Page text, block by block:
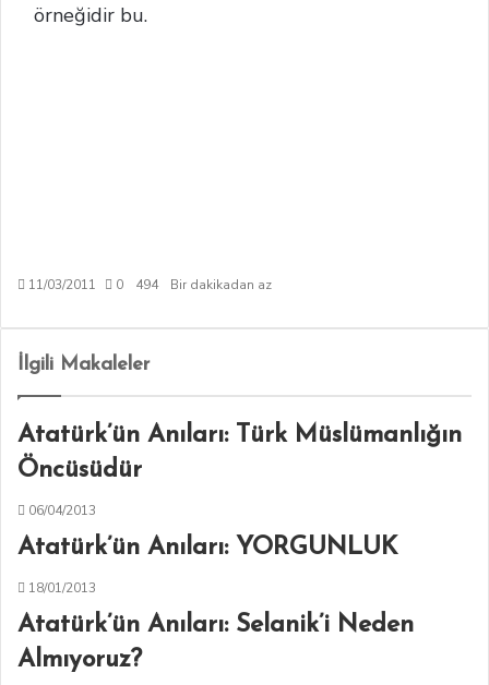
örneğidir bu.
11/03/2011 0 494 Bir dakikadan az
İlgili Makaleler
Atatürk’ün Anıları: Türk Müslümanlığın
Öncüsüdür
06/04/2013
Atatürk’ün Anıları: YORGUNLUK
18/01/2013
Atatürk’ün Anıları: Selanik’i Neden
Almıyoruz?